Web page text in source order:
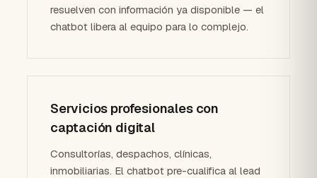
resuelven con información ya disponible — el
chatbot libera al equipo para lo complejo.
Servicios profesionales con
captación digital
Consultorías, despachos, clínicas,
inmobiliarias. El chatbot pre-cualifica al lead